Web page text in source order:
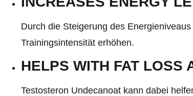
Durch die Steigerung des
Trainingsintensität erhöhen.
HELPS WITH FAT LOSS
Testosteron Undecanoat kann dabei